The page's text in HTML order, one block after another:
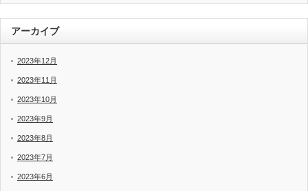
アーカイブ
2023年12月
2023年11月
2023年10月
2023年9月
2023年8月
2023年7月
2023年6月